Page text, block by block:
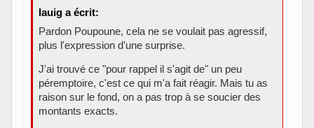
lauig a écrit:
Pardon Poupoune, cela ne se voulait pas agressif,
plus l'expression d'une surprise.
J'ai trouvé ce "pour rappel il s'agit de" un peu
péremptoire, c'est ce qui m'a fait réagir. Mais tu as
raison sur le fond, on a pas trop à se soucier des
montants exacts.